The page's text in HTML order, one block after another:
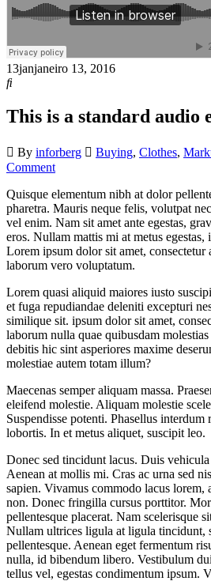
13janjaneiro 13, 2016
This is a standard audio
By inforberg Buying, Clothes,
Comment
Quisque elementum nibh at dolor
pharetra. Mauris neque felis, volutpat
vel enim. Nam sit amet ante egestas,
eros. Nullam mattis mi at metus egestas,
Lorem ipsum dolor sit amet,
laborum vero voluptatum.
Lorem quasi aliquid maiores iusto
et fuga repudiandae deleniti excepturi
similique sit. ipsum dolor sit amet,
laborum nulla quae quibusdam
debitis hic sint asperiores maxime
molestiae autem totam illum?
Maecenas semper aliquam massa.
eleifend molestie. Aliquam molestie
Suspendisse potenti. Phasellus
lobortis. In et metus aliquet, suscipit leo.
Donec sed tincidunt lacus. Duis
Aenean at mollis mi. Cras ac urna sed
sapien. Vivamus commodo lacus lorem,
non. Donec fringilla cursus porttitor.
pellentesque placerat. Nam scelerisque
Nullam ultrices ligula at ligula tincidunt,
pellentesque. Aenean eget fermentum
nulla, id bibendum libero. Vestibulum
tellus vel, egestas condimentum ipsum.